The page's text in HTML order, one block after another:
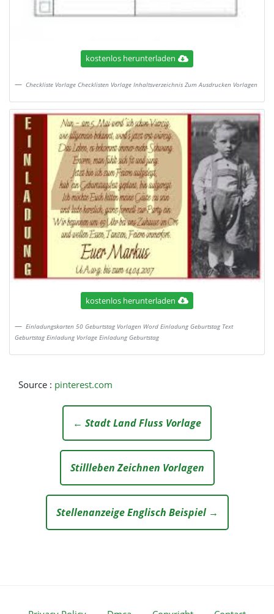
kostenlos herunterladen
Checkliste Vorlage Checklisten Vorlage Inhaltsverzeichnis Zum Ausdrucken Vorlagen
kostenlos herunterladen
Einladungskarten 50 Geburtstag Vorlagen Word Einladung Geburtstag Text
Geburtstag Einladung Vorlage Einladung Geburtstag
Source : pinterest.com
← Stadt Land Fluss Vorlage
Stillleben Zeichnen Vorlagen
Stellenanzeige Englisch Beispiel →